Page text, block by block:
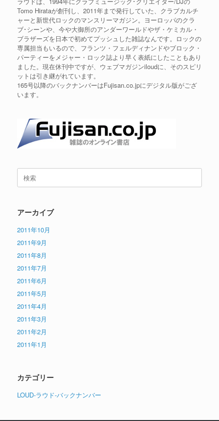
Tomo Hirataが創刊し、2011年まで発行していた、クラブカルチ
ャーと新世代ロックのマンスリーマガジン。ヨーロッパのクラ
ブ･シーンや、今や大御所のアンダーワールドやザ・ケミカル・
ブラザーズを日本で初めてプッシュした雑誌なんです。ロックの
専属担当もいるので、フランツ・フェルディナンドやブロック・
パーティーをメジャー・ロック誌より早く表紙にしたこともあり
ました。現在休刊中ですが、ウェブマガジンiloudに、そのスピリ
ットは引き継がれています。
165号以降のバックナンバーはFujisan.co.jpにデジタル版がござ
います。
検
アーカイブ
2011年10月
2011年9月
2011年8月
2011年7月
2011年6月
2011年5月
2011年4月
2011年3月
2011年2月
2011年1月
カテゴリー
LOUD-ラウド-バックナンバー